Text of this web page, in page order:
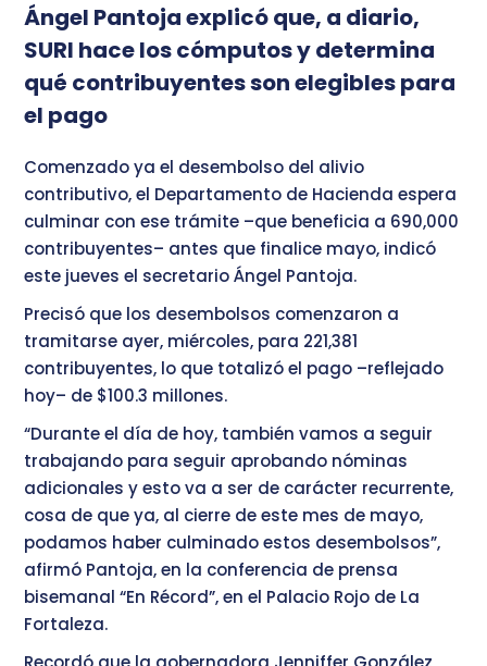
Ángel Pantoja explicó que, a diario,
SURI hace los cómputos y determina
qué contribuyentes son elegibles para
el pago
Comenzado ya el desembolso del alivio
contributivo, el Departamento de Hacienda espera
culminar con ese trámite –que beneficia a 690,000
contribuyentes– antes que finalice mayo, indicó
este jueves el secretario Ángel Pantoja.
Precisó que los desembolsos comenzaron a
tramitarse ayer, miércoles, para 221,381
contribuyentes, lo que totalizó el pago –reflejado
hoy– de $100.3 millones.
“Durante el día de hoy, también vamos a seguir
trabajando para seguir aprobando nóminas
adicionales y esto va a ser de carácter recurrente,
cosa de que ya, al cierre de este mes de mayo,
podamos haber culminado estos desembolsos”,
afirmó Pantoja, en la conferencia de prensa
bisemanal “En Récord”, en el Palacio Rojo de La
Fortaleza.